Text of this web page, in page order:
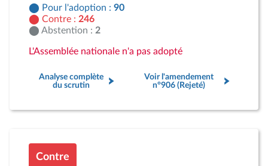
Pour l'adoption : 90
Contre : 246
Abstention : 2
L'Assemblée nationale n'a pas adopté
Analyse complète
du scrutin
Voir l'amendement
n°906 (Rejeté)
Contre